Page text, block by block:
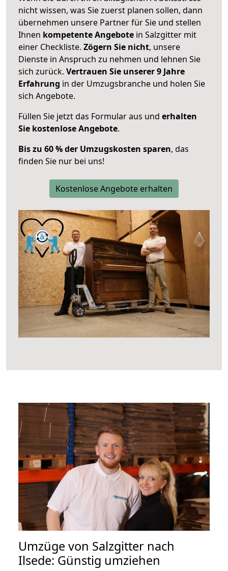
nicht wissen, was Sie zuerst planen sollen, dann
übernehmen unsere Partner für Sie und stellen
Ihnen kompetente Angebote in Salzgitter mit
einer Checkliste. Zögern Sie nicht, unsere
Dienste in Anspruch zu nehmen und lehnen Sie
sich zurück. Vertrauen Sie unserer 9 Jahre
Erfahrung in der Umzugsbranche und holen Sie
sich Angebote.
Füllen Sie jetzt das Formular aus und erhalten
Sie kostenlose Angebote.
Bis zu 60 % der Umzugskosten sparen, das
finden Sie nur bei uns!
Kostenlose Angebote erhalten
Umzüge von Salzgitter nach
Ilsede: Günstig umziehen